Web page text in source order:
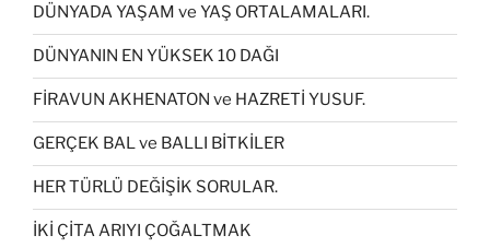
DÜNYADA YAŞAM ve YAŞ ORTALAMALARI.
DÜNYANIN EN YÜKSEK 10 DAĞI
FİRAVUN AKHENATON ve HAZRETİ YUSUF.
GERÇEK BAL ve BALLI BİTKİLER
HER TÜRLÜ DEĞİŞİK SORULAR.
İKİ ÇİTA ARIYI ÇOĞALTMAK